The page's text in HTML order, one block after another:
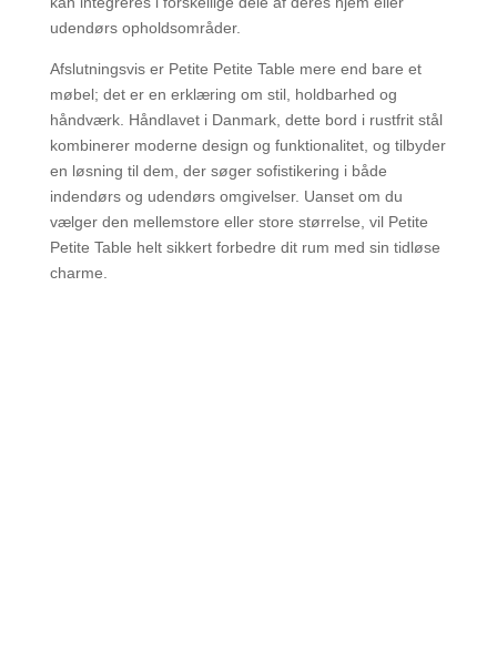
udendørs opholdsområder.
Afslutningsvis er Petite Petite Table mere end bare et
møbel; det er en erklæring om stil, holdbarhed og
håndværk. Håndlavet i Danmark, dette bord i rustfrit stål
kombinerer moderne design og funktionalitet, og tilbyder
en løsning til dem, der søger sofistikering i både
indendørs og udendørs omgivelser. Uanset om du
vælger den mellemstore eller store størrelse, vil Petite
Petite Table helt sikkert forbedre dit rum med sin tidløse
charme.